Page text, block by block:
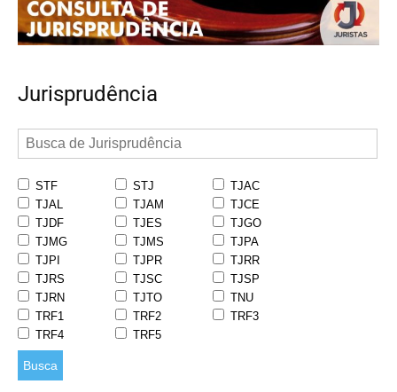
Jurisprudência
STF STJ
TJAC
TJAL
TJAM
TJCE
TJDF
TJES
TJGO
TJMG
TJMS
TJPA
TJPI
TJPR
TJRR
TJRS
TJSC
TJSP
TJRN
TJTO
TNU
TRF1
TRF2
TRF3
TRF4
TRF5
Busca